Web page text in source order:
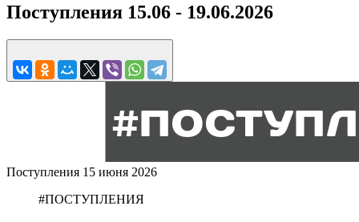
Поступления 15.06 - 19.06.2026
Поступления 15 июня 2026
#ПОСТУПЛЕНИЯ